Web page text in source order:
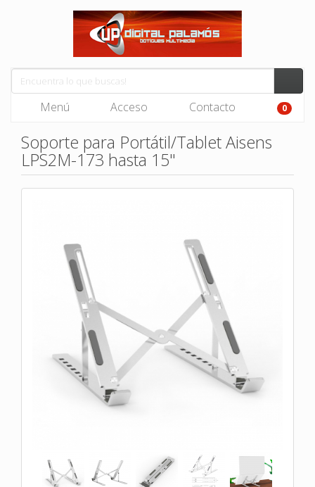
Menú Acceso Contacto 0
Soporte para Portátil/Tablet Aisens
LPS2M-173 hasta 15"